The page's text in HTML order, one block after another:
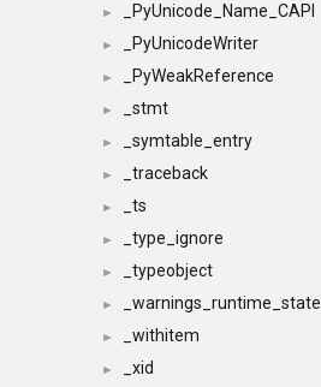
► _PyUnicode_Name_CAPI
► _PyUnicodeWriter
► _PyWeakReference
► _stmt
► _symtable_entry
► _traceback
► _ts
► _type_ignore
► _typeobject
► _warnings_runtime_state
► _withitem
► _xid